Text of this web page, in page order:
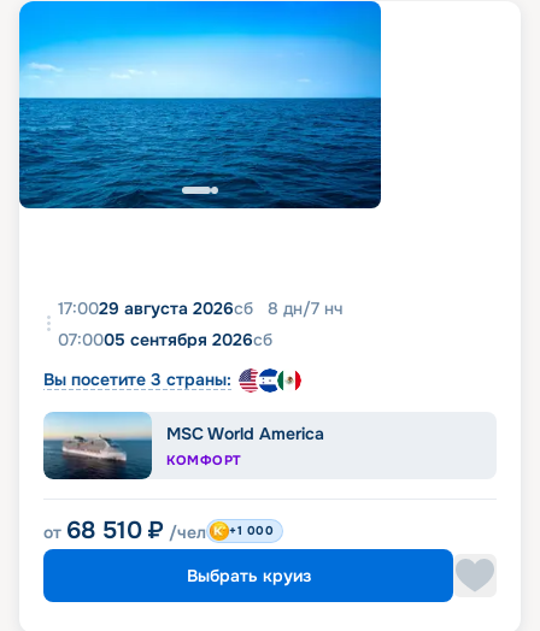
17:0029 августа 2026сб 8 дн/7 нч
07:0005 сентября 2026сб
Вы посетите 3 страны:
MSC World America
КОМФОРТ
от 68 510 ₽ /чел +1 000
Выбрать круиз